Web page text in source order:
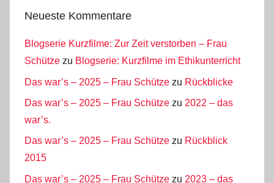
Neueste Kommentare
Blogserie Kurzfilme: Zur Zeit verstorben – Frau
Schütze zu Blogserie: Kurzfilme im Ethikunterricht
Das war’s – 2025 – Frau Schütze zu Rückblicke
Das war’s – 2025 – Frau Schütze zu 2022 – das
war’s.
Das war’s – 2025 – Frau Schütze zu Rückblick
2015
Das war’s – 2025 – Frau Schütze zu 2023 – das